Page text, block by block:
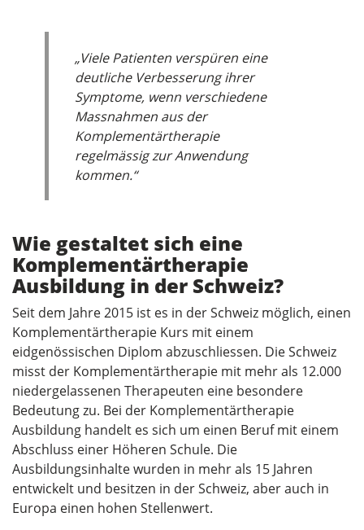
„Viele Patienten verspüren eine
deutliche Verbesserung ihrer
Symptome, wenn verschiedene
Massnahmen aus der
Komplementärtherapie
regelmässig zur Anwendung
kommen.“
Wie gestaltet sich eine
Komplementärtherapie
Ausbildung in der Schweiz?
Seit dem Jahre 2015 ist es in der Schweiz möglich, einen
Komplementärtherapie Kurs mit einem
eidgenössischen Diplom abzuschliessen. Die Schweiz
misst der Komplementärtherapie mit mehr als 12.000
niedergelassenen Therapeuten eine besondere
Bedeutung zu. Bei der Komplementärtherapie
Ausbildung handelt es sich um einen Beruf mit einem
Abschluss einer Höheren Schule. Die
Ausbildungsinhalte wurden in mehr als 15 Jahren
entwickelt und besitzen in der Schweiz, aber auch in
Europa einen hohen Stellenwert.